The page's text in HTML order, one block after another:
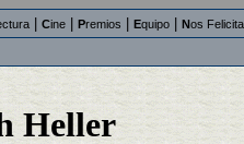
Cine Premios Equipo Nos
Heller